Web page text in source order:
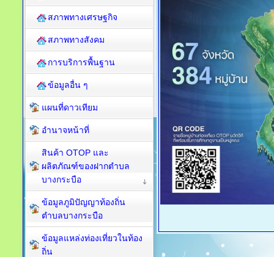
สภาพทางเศรษฐกิจ
สภาพทางสังคม
การบริการพื้นฐาน
ข้อมูลอื่น ๆ
แผนที่ดาวเทียม
อำนาจหน้าที่
สินค้า OTOP และ
ผลิตภัณฑ์ของฝากตำบล
บางกระบือ
ข้อมูลภูมิปัญญาท้องถิ่น
ตำบลบางกระบือ
ข้อมูลแหล่งท่องเที่ยวในท้อง
ถิ่น